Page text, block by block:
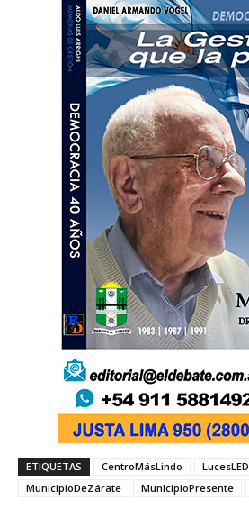
ETIQUETAS CentroMásLindo LucesLED
MunicipioDeZárate
MunicipioPresente